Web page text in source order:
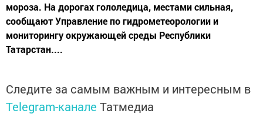
мороза. На дорогах гололедица, местами сильная,
сообщают Управление по гидрометеорологии и
мониторингу окружающей среды Республики
Татарстан....
Следите за самым важным и интересным в
Telegram-канале Татмедиа